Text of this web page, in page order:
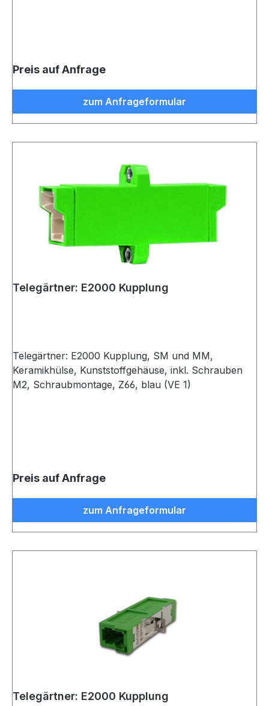
Preis auf Anfrage
zum Anfrageformular
Telegärtner: E2000 Kupplung
Telegärtner: E2000 Kupplung, SM und MM,
Keramikhülse, Kunststoffgehäuse, inkl. Schrauben
M2, Schraubmontage, Z66, blau (VE 1)
Preis auf Anfrage
zum Anfrageformular
Telegärtner: E2000 Kupplung